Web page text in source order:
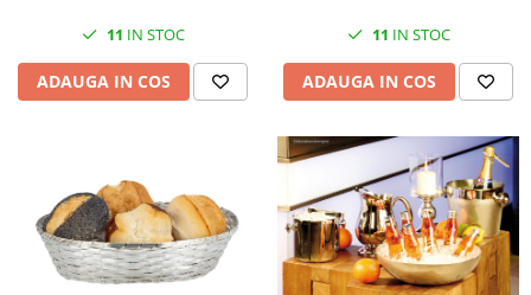
BLUE LILY
FLORENTINE TURQUOISE
ANTHEMION GREY
ORCHARD
CREATURES OF CURIOSITY
11 IN STOC
ADAUGA IN COS
11 IN STOC
ADAUGA IN COS